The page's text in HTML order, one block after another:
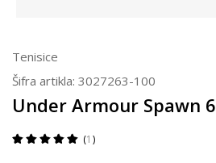
Tenisice
Šifra artikla: 3027263-100
Under Armour Spawn 6
1